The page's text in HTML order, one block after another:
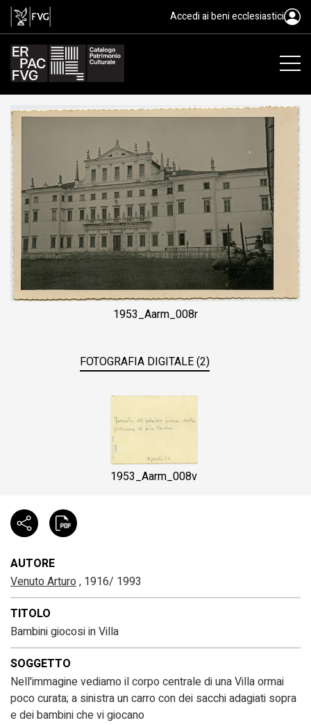
gelatina ai sali d'argento/ carta,
Accedi ai beni ecclesiastici
1953_Aarm_008r
FOTOGRAFIA DIGITALE (2)
1953_Aarm_008v
AUTORE
Venuto Arturo, 1916/ 1993
TITOLO
Bambini giocosi in Villa
SOGGETTO
Nell'immagine vediamo il corpo centrale di una Villa ormai
poco curata; a sinistra un carro con dei sacchi adagiati sopra
e dei bambini che vi giocano